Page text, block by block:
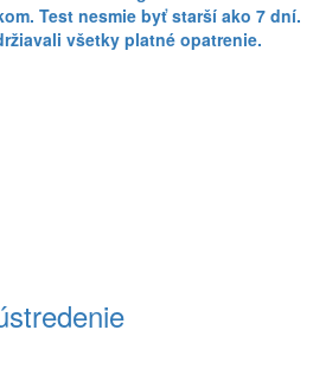
Test nesmie byť starší ako 7 dní.
všetky platné opatrenie.